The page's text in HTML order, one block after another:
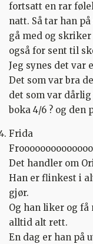
fortsatt en rar
natt. Så tar han
gå med og
også for sent til
Jeg synes det var
Det som var bra
det som var
boka 4/6 ? og den
Frida
Det handler om
Han er flinkest i
gjør.
Og han liker og
alltid alt rett.
En dag er han på